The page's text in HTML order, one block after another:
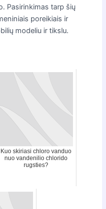
Pasirinkimas tarp šių
poreikiais ir
modeliu ir tikslu.
Kuo skiriasi chloro vanduo
nuo vandenilio chlorido
rugsties?